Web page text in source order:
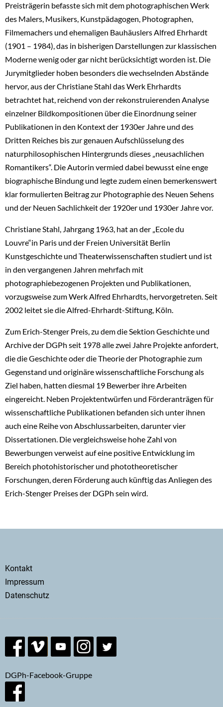
Preisträgerin befasste sich mit dem photographischen Werk
des Malers, Musikers, Kunstpädagogen, Photographen,
Filmemachers und ehemaligen Bauhäuslers Alfred Ehrhardt
(1901 – 1984), das in bisherigen Darstellungen zur klassischen
Moderne wenig oder gar nicht berücksichtigt worden ist. Die
Jurymitglieder hoben besonders die wechselnden Abstände
hervor, aus der Christiane Stahl das Werk Ehrhardts
betrachtet hat, reichend von der rekonstruierenden Analyse
einzelner Bildkompositionen über die Einordnung seiner
Publikationen in den Kontext der 1930er Jahre und des
Dritten Reiches bis zur genauen Aufschlüsselung des
naturphilosophischen Hintergrunds dieses „neusachlichen
Romantikers“. Die Autorin vermied dabei bewusst eine enge
biographische Bindung und legte zudem einen bemerkenswert
klar formulierten Beitrag zur Photographie des Neuen Sehens
und der Neuen Sachlichkeit der 1920er und 1930er Jahre vor.
Christiane Stahl, Jahrgang 1963, hat an der „Ecole du
Louvre“in Paris und der Freien Universität Berlin
Kunstgeschichte und Theaterwissenschaften studiert und ist
in den vergangenen Jahren mehrfach mit
photographiebezogenen Projekten und Publikationen,
vorzugsweise zum Werk Alfred Ehrhardts, hervorgetreten. Seit
2002 leitet sie die Alfred-Ehrhardt-Stiftung, Köln.
Zum Erich-Stenger Preis, zu dem die Sektion Geschichte und
Archive der DGPh seit 1978 alle zwei Jahre Projekte anfordert,
die die Geschichte oder die Theorie der Photographie zum
Gegenstand und originäre wissenschaftliche Forschung als
Ziel haben, hatten diesmal 19 Bewerber ihre Arbeiten
eingereicht. Neben Projektentwürfen und Förderanträgen für
wissenschaftliche Publikationen befanden sich unter ihnen
auch eine Reihe von Abschlussarbeiten, darunter vier
Dissertationen. Die vergleichsweise hohe Zahl von
Bewerbungen verweist auf eine positive Entwicklung im
Bereich photohistorischer und phototheoretischer
Forschungen, deren Förderung auch künftig das Anliegen des
Erich-Stenger Preises der DGPh sein wird.
Secondary
menu
Kontakt
Impressum
Datenschutz
DGPh-Facebook-Gruppe